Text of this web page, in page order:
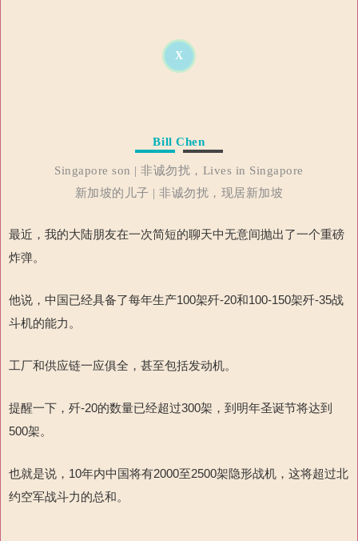
X
Bill Chen
Singapore son | 非诚勿扰，Lives in Singapore
新加坡的儿子 | 非诚勿扰，现居新加坡
最近，我的大陆朋友在一次简短的聊天中无意间抛出了一个重磅
炸弹。
他说，中国已经具备了每年生产100架歼-20和100-150架歼-35战
斗机的能力。
工厂和供应链一应俱全，甚至包括发动机。
提醒一下，歼-20的数量已经超过300架，到明年圣诞节将达到
500架。
也就是说， 10年内中国将有2000至2500架隐形战机，这将超过北
约空军战斗力的总和。